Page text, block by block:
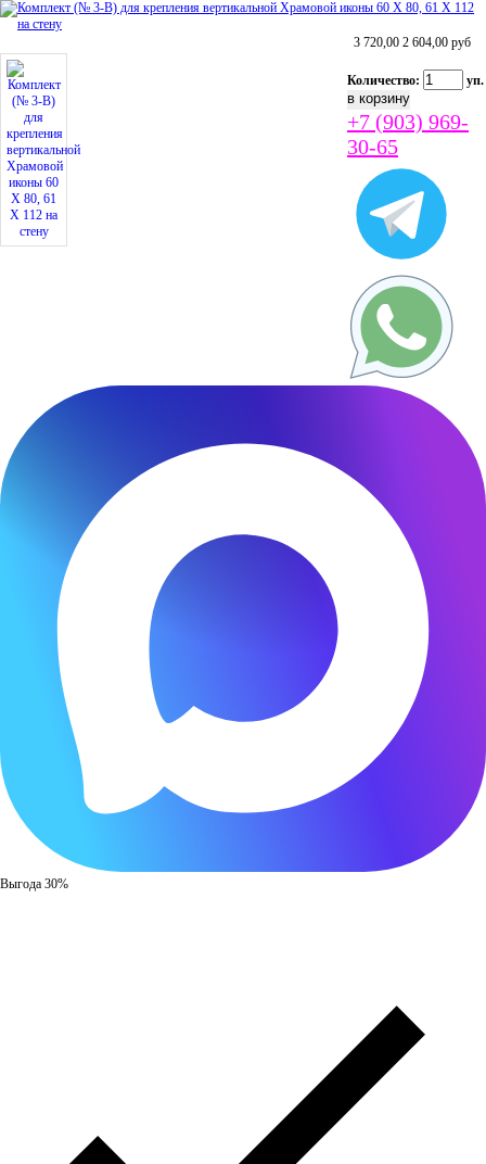
3 720,00 2 604,00 руб
Количество: уп.
+7 (903) 969-
30-65
Выгода 30%